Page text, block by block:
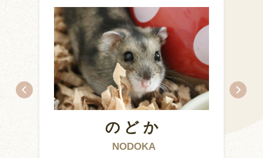
KURIMARU
のどか
NODOKA
CHITOSE
CHATARO
IZUMO & OKUNI
ARARE
KISUKE